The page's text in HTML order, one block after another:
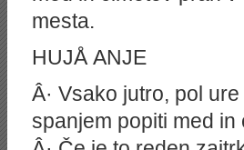
mesta.
HUJÅ ANJE
Â· Vsako jutro, pol
spanjem popiti med